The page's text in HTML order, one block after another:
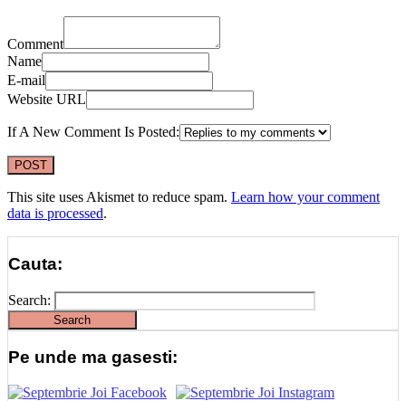
Comment
Name
E-mail
Website URL
If A New Comment Is Posted:
This site uses Akismet to reduce spam. Learn how your comment
data is processed.
Cauta:
Search:
Pe unde ma gasesti: